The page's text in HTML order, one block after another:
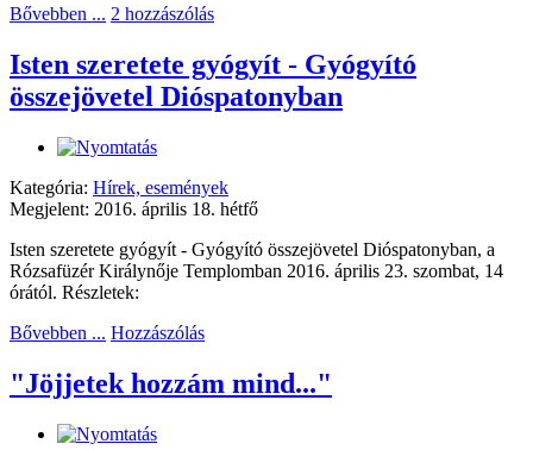
Bővebben ... 2 hozzászólás
Isten szeretete gyógyít - Gyógyító
összejövetel Dióspatonyban
Kategória: Hírek, események
Megjelent: 2016. április 18. hétfő
Isten szeretete gyógyít - Gyógyító összejövetel Dióspatonyban, a
Rózsafüzér Királynője Templomban 2016. április 23. szombat, 14
órától. Részletek:
Bővebben ... Hozzászólás
"Jöjjetek hozzám mind..."